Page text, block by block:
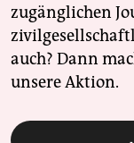
zugänglichen
auch? Dann
unsere Aktion.